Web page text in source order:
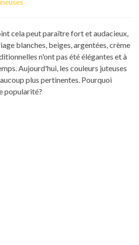
cela peut paraître fort et audacieux,
blanches, beiges, argentées, crème
n'ont pas été élégantes et à
Aujourd'hui, les couleurs juteuses
plus pertinentes. Pourquoi
popularité?